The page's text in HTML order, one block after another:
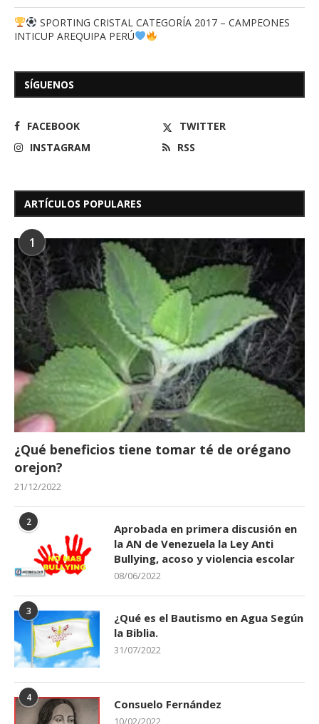
SPORTING CRISTAL CATEGORÍA 2017 – CAMPEONES
INTICUP AREQUIPA PERÚ
SÍGUENOS
FACEBOOK
TWITTER
INSTAGRAM
RSS
ARTÍCULOS POPULARES
1
¿Qué beneficios tiene tomar té de orégano
orejon?
21/12/2022
2
Aprobada en primera discusión en
la AN de Venezuela la Ley Anti
Bullying, acoso y violencia escolar
08/06/2022
3
¿Qué es el Bautismo en Agua Según
la Biblia.
31/07/2022
4 Consuelo Fernández
10/02/2022